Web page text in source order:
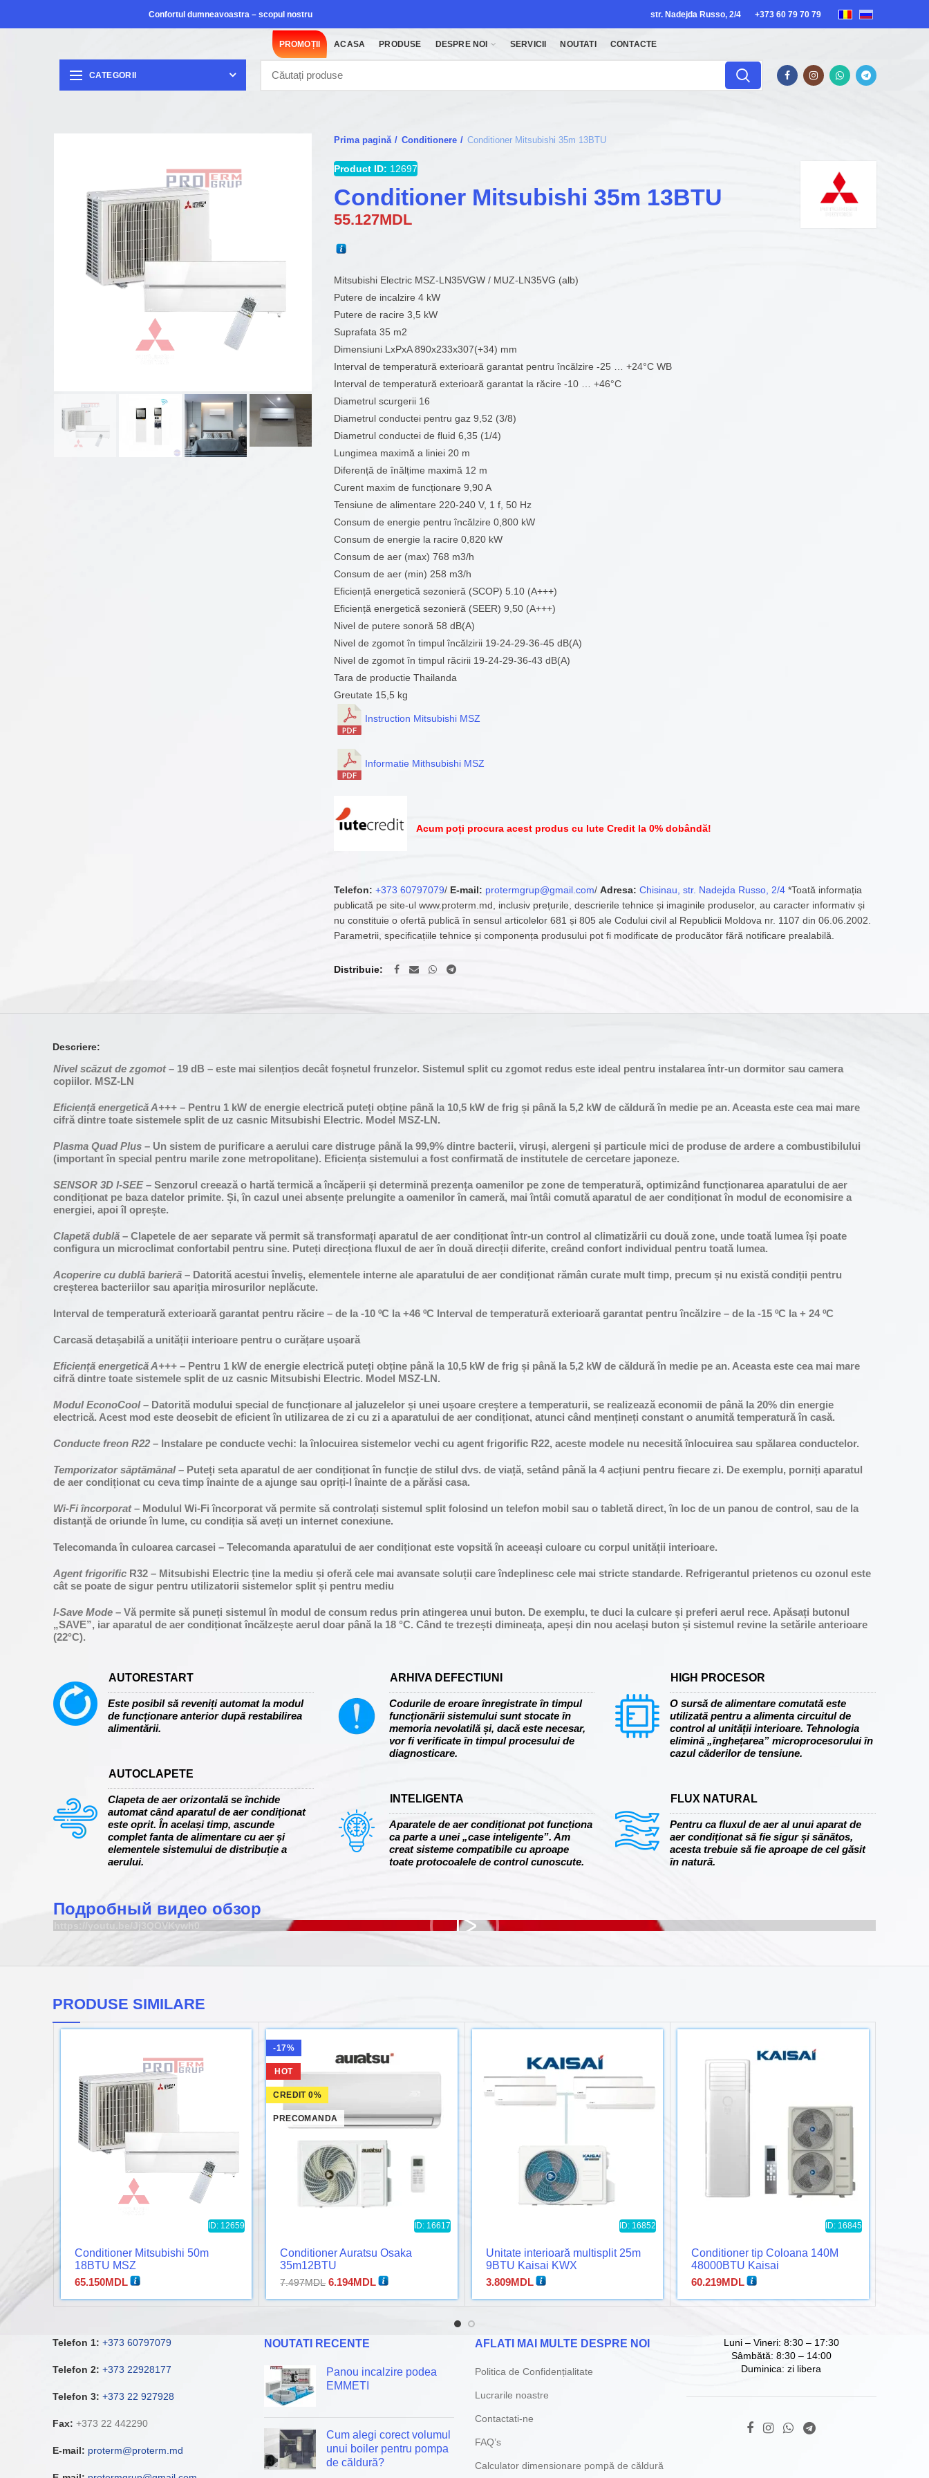
Confortul dumneavoastra – scopul nostru str. Nadejda Russo, 2/4 +373 60 79 70 79
PROMOȚII ACASA PRODUSE DESPRE NOI SERVICII NOUTATI CONTACTE
CATEGORII
Prima pagină Conditionere Conditioner Mitsubishi 35m 13BTU
Product ID: 12697
Conditioner Mitsubishi 35m 13BTU
55.127MDL
Mitsubishi Electric MSZ-LN35VGW / MUZ-LN35VG (alb)
Putere de incalzire 4 kW
Putere de racire 3,5 kW
Suprafata 35 m2
Dimensiuni LxPxA 890x233x307(+34) mm
Interval de temperatură exterioară garantat pentru încălzire -25 … +24°C WB
Interval de temperatură exterioară garantat la răcire -10 … +46°C
Diametrul scurgerii 16
Diametrul conductei pentru gaz 9,52 (3/8)
Diametrul conductei de fluid 6,35 (1/4)
Lungimea maximă a liniei 20 m
Diferență de înălțime maximă 12 m
Curent maxim de funcționare 9,90 A
Tensiune de alimentare 220-240 V, 1 f, 50 Hz
Consum de energie pentru încălzire 0,800 kW
Consum de energie la racire 0,820 kW
Consum de aer (max) 768 m3/h
Consum de aer (min) 258 m3/h
Eficiență energetică sezonieră (SCOP) 5.10 (A+++)
Eficiență energetică sezonieră (SEER) 9,50 (A+++)
Nivel de putere sonoră 58 dB(A)
Nivel de zgomot în timpul încălzirii 19-24-29-36-45 dB(A)
Nivel de zgomot în timpul răcirii 19-24-29-36-43 dB(A)
Tara de productie Thailanda
Greutate 15,5 kg
Instruction Mitsubishi MSZ
Informatie Mithsubishi MSZ
Acum poți procura acest produs cu Iute Credit la 0% dobândă!
Telefon: +373 60797079/ E-mail: protermgrup@gmail.com/Adresa: Chisinau, str. Nadejda Russo, 2/4 *Toată informația
publicată pe site-ul www.proterm.md, inclusiv prețurile, descrierile tehnice și imaginile produselor, au caracter informativ și
nu constituie o ofertă publică în sensul articolelor 681 și 805 ale Codului civil al Republicii Moldova nr. 1107 din 06.06.2002.
Parametrii, specificațiile tehnice și componența produsului pot fi modificate de producător fără notificare prealabilă.
Distribuie
Descriere:
Nivel scăzut de zgomot– 19 dB – este mai silențios decât foșnetul frunzelor. Sistemul split cu zgomot redus este ideal pentru instalarea într-un dormitor sau camera
copiilor. MSZ-LN
Eficiență energetică A+++ – Pentru 1 kW de energie electrică puteți obține până la 10,5 kW de frig și până la 5,2 kW de căldură în medie pe an. Aceasta este cea mai mare
cifră dintre toate sistemele split de uz casnic Mitsubishi Electric. Model MSZ-LN.
Plasma Quad Plus – Un sistem de purificare a aerului care distruge până la 99,9% dintre bacterii, viruși, alergeni și particule mici de produse de ardere a combustibilului
(important în special pentru marile zone metropolitane). Eficiența sistemului a fost confirmată de institutele de cercetare japoneze.
SENSOR 3D I-SEE – Senzorul creează o hartă termică a încăperii și determină prezența oamenilor pe zone de temperatură, optimizând funcționarea aparatului de aer
condiționat pe baza datelor primite. Și, în cazul unei absențe prelungite a oamenilor în cameră, mai întâi comută aparatul de aer condiționat în modul de economisire a
energiei, apoi îl oprește.
Clapetă dublă – Clapetele de aer separate vă permit să transformați aparatul de aer condiționat într-un control al climatizării cu două zone, unde toată lumea își poate
configura un microclimat confortabil pentru sine. Puteți direcționa fluxul de aer în două direcții diferite, creând confort individual pentru toată lumea.
Acoperire cu dublă barieră – Datorită acestui înveliș, elementele interne ale aparatului de aer condiționat rămân curate mult timp, precum și nu există condiții pentru
creșterea bacteriilor sau apariția mirosurilor neplăcute.
Interval de temperatură exterioară garantat pentru răcire – de la -10 ºC la +46 ºC Interval de temperatură exterioară garantat pentru încălzire – de la -15 ºC la + 24 ºC
Carcasă detașabilă a unității interioare pentru o curățare ușoară
Eficiență energetică A+++ – Pentru 1 kW de energie electrică puteți obține până la 10,5 kW de frig și până la 5,2 kW de căldură în medie pe an. Aceasta este cea mai mare
cifră dintre toate sistemele split de uz casnic Mitsubishi Electric. Model MSZ-LN.
Modul EconoCool– Datorită modului special de funcționare al jaluzelelor și unei ușoare creștere a temperaturii, se realizează economii de până la 20% din energie
electrică. Acest mod este deosebit de eficient în utilizarea de zi cu zi a aparatului de aer condiționat, atunci când mențineți constant o anumită temperatură în casă.
Conducte freon R22 – Instalare pe conducte vechi: la înlocuirea sistemelor vechi cu agent frigorific R22, aceste modele nu necesită înlocuirea sau spălarea conductelor.
Temporizator săptămânal– Puteți seta aparatul de aer condiționat în funcție de stilul dvs. de viață, setând până la 4 acțiuni pentru fiecare zi. De exemplu, porniți aparatul
de aer condiționat cu ceva timp înainte de a ajunge sau opriți-l înainte de a părăsi casa.
Wi-Fi încorporat– Modulul Wi-Fi încorporat vă permite să controlați sistemul split folosind un telefon mobil sau o tabletă direct, în loc de un panou de control, sau de la
distanță de oriunde în lume, cu condiția să aveți un internet conexiune.
Telecomanda în culoarea carcasei – Telecomanda aparatului de aer condiționat este vopsită în aceeași culoare cu corpul unității interioare.
Agent frigorific R32 – Mitsubishi Electric ține la mediu și oferă cele mai avansate soluții care îndeplinesc cele mai stricte standarde. Refrigerantul prietenos cu ozonul este
cât se poate de sigur pentru utilizatorii sistemelor split și pentru mediu
I-Save Mode – Vă permite să puneți sistemul în modul de consum redus prin atingerea unui buton. De exemplu, te duci la culcare și preferi aerul rece. Apăsați butonul
„SAVE”, iar aparatul de aer condiționat încălzește aerul doar până la 18 °C. Când te trezești dimineața, apeși din nou același buton și sistemul revine la setările anterioare
(22°C).
AUTORESTART
Este posibil să reveniți automat la modul
de funcționare anterior după restabilirea
alimentării.
AUTOCLAPETE
Clapeta de aer orizontală se închide
automat când aparatul de aer condiționat
este oprit. În același timp, ascunde
complet fanta de alimentare cu aer și
elementele sistemului de distribuție a
aerului.
ARHIVA DEFECTIUNI
Codurile de eroare înregistrate în timpul
funcționării sistemului sunt stocate în
memoria nevolatilă și, dacă este necesar,
vor fi verificate în timpul procesului de
diagnosticare.
INTELIGENTA
Aparatele de aer condiționat pot funcționa
ca parte a unei „case inteligente”. Am
creat sisteme compatibile cu aproape
toate protocoalele de control cunoscute.
HIGH PROCESOR
O sursă de alimentare comutată este
utilizată pentru a alimenta circuitul de
control al unității interioare. Tehnologia
elimină „înghețarea” microprocesorului în
cazul căderilor de tensiune.
FLUX NATURAL
Pentru ca fluxul de aer al unui aparat de
aer condiționat să fie sigur și sănătos,
acesta trebuie să fie aproape de cel găsit
în natură.
Подробный видео обзор
https://youtu.be/Jj3QOVKywh0
PRODUSE SIMILARE
ID: 12659
Conditioner Mitsubishi 50m
18BTU MSZ
65.150MDL
ID: 16617
-17%
HOT
CREDIT 0%
PRECOMANDA
Conditioner Auratsu Osaka
35m12BTU
7.497MDL Prețul
a
6.194MDLPrețul
este:
ID: 16852
Unitate interioară multisplit 25m
9BTU Kaisai KWX
3.809MDL
ID: 16845
Conditioner tip Coloana 140M
48000BTU Kaisai
KFS48HRG32X/KOE30U48HFN
60.219MDL
Telefon 1: +373 60797079
Telefon 2: +373 22928177
Telefon 3: +373 22 927928
Fax: +373 22 442290
E-mail: proterm@proterm.md
NOUTATI RECENTE
Panou incalzire podea
EMMETI
Cum alegi corect volumul
unui boiler pentru pompa
de căldură?
AFLATI MAI MULTE DESPRE NOI
Politica de Confidențialitate
Lucrarile noastre
Contactati-ne
FAQ’s
Calculator dimensionare pompă de căldură
Luni – Vineri: 8:30 – 17:30
Sâmbătă: 8:30 – 14:00
Duminica: zi libera